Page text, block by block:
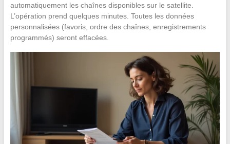
automatiquement les chaînes disponibles sur le satellite.
L’opération prend quelques minutes. Toutes les données
personnalisées (favoris, ordre des chaînes, enregistrements
programmés) seront effacées.